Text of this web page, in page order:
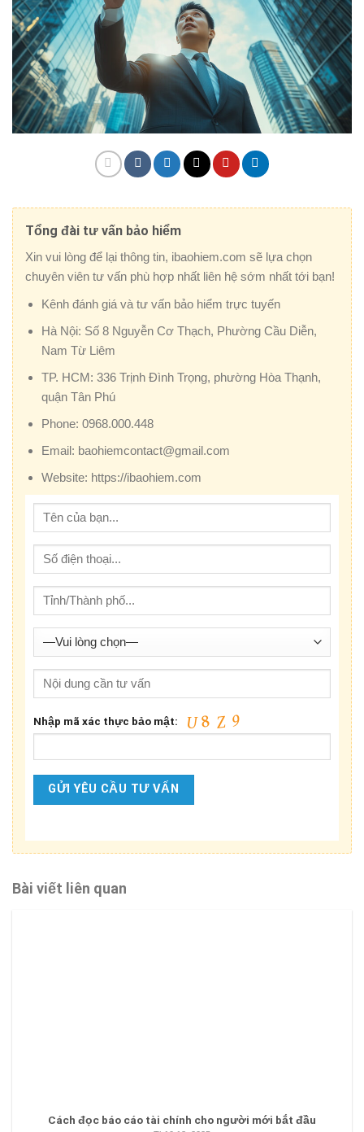
Tổng đài tư vấn bảo hiểm
Xin vui lòng để lại thông tin, ibaohiem.com sẽ lựa chọn
chuyên viên tư vấn phù hợp nhất liên hệ sớm nhất tới bạn!
Kênh đánh giá và tư vấn bảo hiểm trực tuyến
Hà Nội: Số 8 Nguyễn Cơ Thạch, Phường Cầu Diễn,
Nam Từ Liêm
TP. HCM: 336 Trịnh Đình Trọng, phường Hòa Thạnh,
quận Tân Phú
Phone: 0968.000.448
Email: baohiemcontact@gmail.com
Website: https://ibaohiem.com
Nhập mã xác thực bảo mật:
Bài viết liên quan
Cách đọc báo cáo tài chính cho người mới bắt đầu